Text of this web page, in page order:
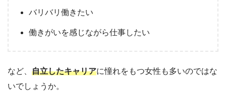
バリバリ働きたい
働きがいを感じながら仕事したい
など、 自立したキャリアに憧れをもつ女性も多いのではな
いでしょうか。